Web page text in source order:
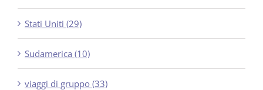
Stati Uniti (29)
Sudamerica (10)
viaggi di gruppo (33)